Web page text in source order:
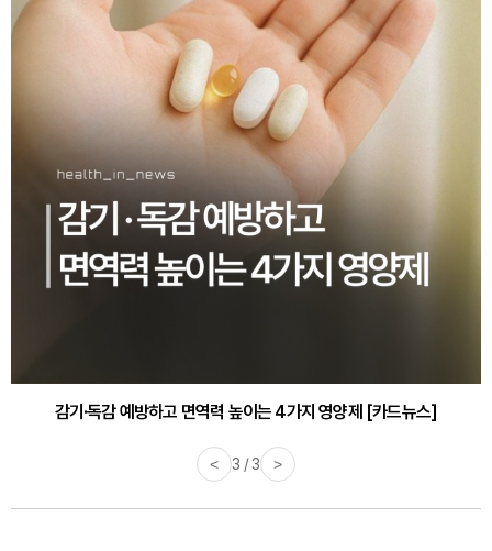
감기·독감 예방하고 면역력 높이는 4가지 영양제 [카드뉴스]
< 3 / 3 >